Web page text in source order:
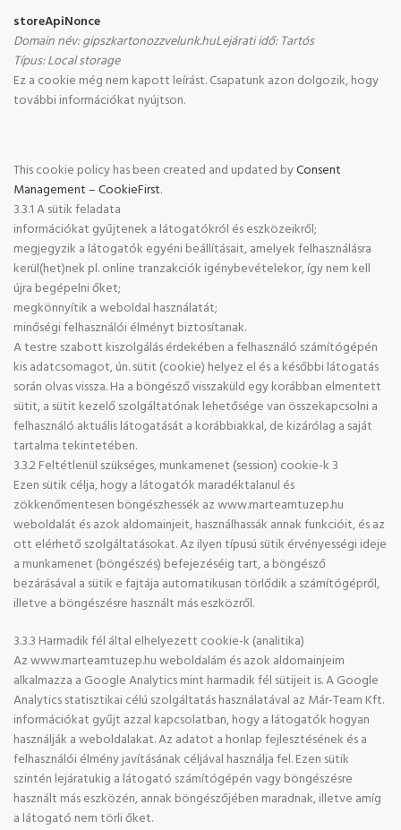
storeApiNonce
Domain név:gipszkartonozzvelunk.huLejárati idő:Tartós
Típus:Local storage
Ez a cookie még nem kapott leírást. Csapatunk azon dolgozik, hogy
további információkat nyújtson.
This cookie policy has been created and updated byConsent
Management – CookieFirst.
3.3.1 A sütik feladata
információkat gyűjtenek a látogatókról és eszközeikről;
megjegyzik a látogatók egyéni beállításait, amelyek felhasználásra
kerül(het)nek pl. online tranzakciók igénybevételekor, így nem kell
újra begépelni őket;
megkönnyítik a weboldal használatát;
minőségi felhasználói élményt biztosítanak.
A testre szabott kiszolgálás érdekében a felhasználó számítógépén
kis adatcsomagot, ún. sütit (cookie) helyez el és a későbbi látogatás
során olvas vissza. Ha a böngésző visszaküld egy korábban elmentett
sütit, a sütit kezelő szolgáltatónak lehetősége van összekapcsolni a
felhasználó aktuális látogatását a korábbiakkal, de kizárólag a saját
tartalma tekintetében.
3.3.2 Feltétlenül szükséges, munkamenet (session) cookie-k 3
Ezen sütik célja, hogy a látogatók maradéktalanul és
zökkenőmentesen böngészhessék az www.marteamtuzep.hu
weboldalát és azok aldomainjeit, használhassák annak funkcióit, és az
ott elérhető szolgáltatásokat. Az ilyen típusú sütik érvényességi ideje
a munkamenet (böngészés) befejezéséig tart, a böngésző
bezárásával a sütik e fajtája automatikusan törlődik a számítógépről,
illetve a böngészésre használt más eszközről.
3.3.3 Harmadik fél által elhelyezett cookie-k (analitika)
Az www.marteamtuzep.hu weboldalám és azok aldomainjeim
alkalmazza a Google Analytics mint harmadik fél sütijeit is. A Google
Analytics statisztikai célú szolgáltatás használatával az Már-Team Kft.
információkat gyűjt azzal kapcsolatban, hogy a látogatók hogyan
használják a weboldalakat. Az adatot a honlap fejlesztésének és a
felhasználói élmény javításának céljával használja fel. Ezen sütik
szintén lejáratukig a látogató számítógépén vagy böngészésre
használt más eszközén, annak böngészőjében maradnak, illetve amíg
a látogató nem törli őket.